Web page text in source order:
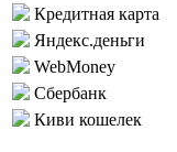
Кредитная карта
Яндекс.деньги
WebMoney
Сбербанк
Киви кошелек